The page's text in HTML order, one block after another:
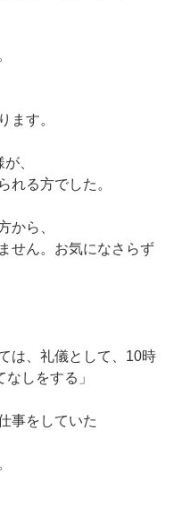
ます。
、
れる方でした。
から、
せん。お気になさらず
は、礼儀として、10時
しをする」
事をしていた